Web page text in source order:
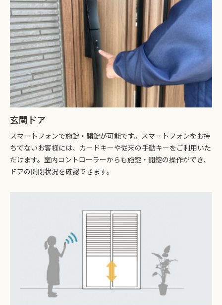
玄関ドア
スマートフォンで施錠・開錠が可能です。スマートフォンをお持
ちでないお客様には、カードキーや従来の手動キーをご利用いた
だけます。室内コントローラーからも施錠・開錠の操作ができ、
ドアの開閉状況を確認できます。